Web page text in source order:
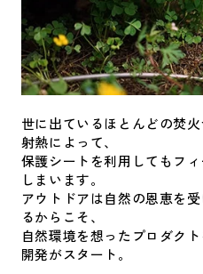
世に出ているほとんどの焚
射熱によって、
保護シートを利用してもフ
しまいます。
アウトドアは自然の恩恵を
るからこそ、
自然環境を想ったプロダク
開発がスタート。